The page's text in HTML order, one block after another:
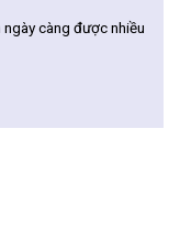
càng được nhiều